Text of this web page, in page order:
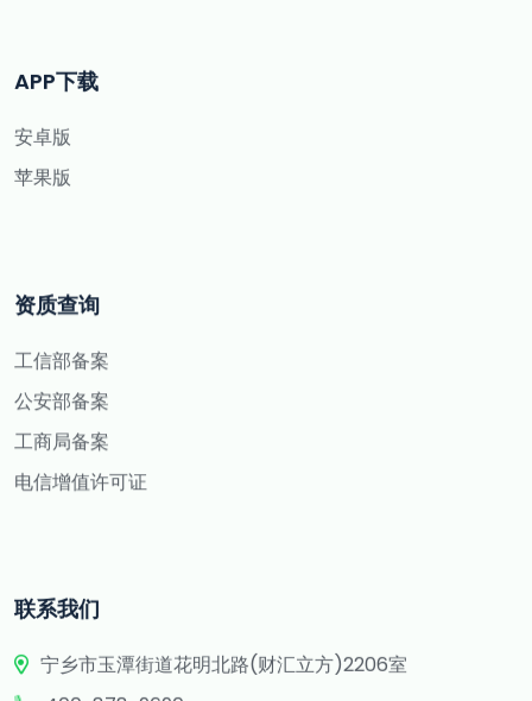
APP下载
安卓版
苹果版
资质查询
工信部备案
公安部备案
工商局备案
电信增值许可证
联系我们
宁乡市玉潭街道花明北路(财汇立方)2206室